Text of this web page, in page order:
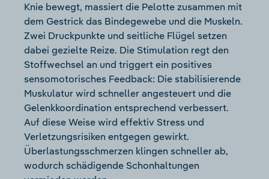
Knie bewegt, massiert die Pelotte zusammen mit
dem Gestrick das Bindegewebe und die Muskeln.
Zwei Druckpunkte und seitliche Flügel setzen
dabei gezielte Reize. Die Stimulation regt den
Stoffwechsel an und triggert ein positives
sensomotorisches Feedback: Die stabilisierende
Muskulatur wird schneller angesteuert und die
Gelenkkoordination entsprechend verbessert.
Auf diese Weise wird effektiv Stress und
Verletzungsrisiken entgegen gewirkt.
Überlastungsschmerzen klingen schneller ab,
wodurch schädigende Schonhaltungen